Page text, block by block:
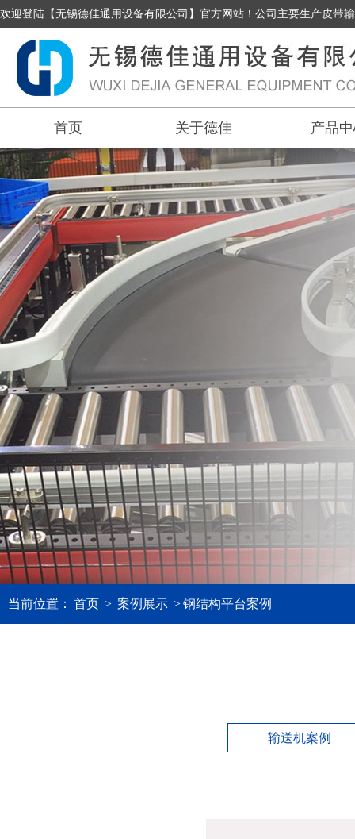
欢迎登陆【无锡德佳通用设备有限公司】官方网站！公司主要生产皮带
首页 关于德佳 产品
当前位置： 首页 > 案例展示 >钢结构平台案例
输送机案例